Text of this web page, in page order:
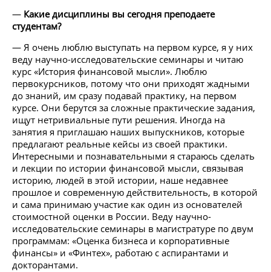
— Какие дисциплины вы сегодня преподаете
студентам?
— Я очень люблю выступать на первом курсе, я у них
веду научно-исследовательские семинары и читаю
курс «История финансовой мысли». Люблю
первокурсников, потому что они приходят жадными
до знаний, им сразу подавай практику, на первом
курсе. Они берутся за сложные практические задания,
ищут нетривиальные пути решения. Иногда на
занятия я приглашаю наших выпускников, которые
предлагают реальные кейсы из своей практики.
Интересными и познавательными я стараюсь сделать
и лекции по истории финансовой мысли, связывая
историю, людей в этой истории, наше недавнее
прошлое и современную действительность, в которой
и сама принимаю участие как один из основателей
стоимостной оценки в России. Веду научно-
исследовательские семинары в магистратуре по двум
программам: «Оценка бизнеса и корпоративные
финансы» и «Финтех», работаю с аспирантами и
докторантами.